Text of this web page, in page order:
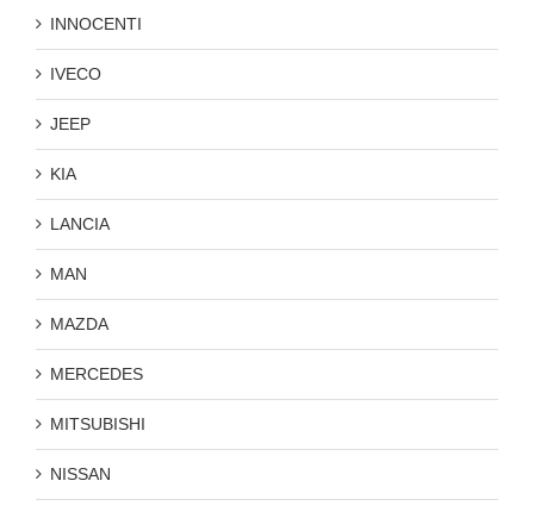
INNOCENTI
IVECO
JEEP
KIA
LANCIA
MAN
MAZDA
MERCEDES
MITSUBISHI
NISSAN